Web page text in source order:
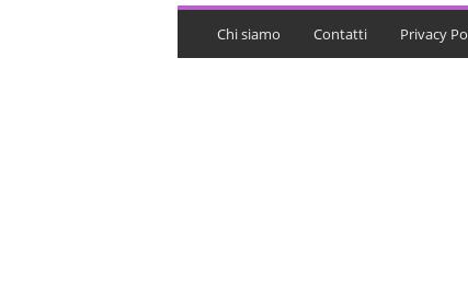
a
Chi siamo Contatti Privacy